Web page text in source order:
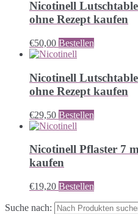
Nicotinell
ohne Rezept kaufen
€50,00 Bestellen
Nicotinell
ohne Rezept kaufen
€29,50 Bestellen
Nicotinell Pflaster 7
kaufen
€19,20 Bestellen
Suche nach: